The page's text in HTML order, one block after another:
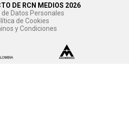
DE RCN MEDIOS 2026
de Datos Personales
de Cookies
y Condiciones